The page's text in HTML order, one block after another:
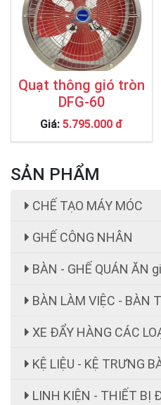
Quạt thông gió tròn
DFG-60
Giá: 5.795.000 đ
SẢN PHẨM
CHẾ TẠO MÁY MÓC
GHẾ CÔNG NHÂN
BÀN - GHẾ QUÁN ĂN
BÀN LÀM VIỆC - BÀN
XE ĐẨY HÀNG CÁC
KỆ LIỆU - KỆ TRƯNG
LINH KIỆN - THIẾT BỊ
ghế công nhân